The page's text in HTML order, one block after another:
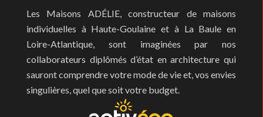
Les Maisons ADÉLIE, constructeur de maisons
individuelles à Haute-Goulaine et à La Baule en
Loire-Atlantique, sont imaginées par nos
collaborateurs diplômés d’état en architecture qui
sauront comprendre votre mode de vie et, vos envies
singulières, quel que soit votre budget.